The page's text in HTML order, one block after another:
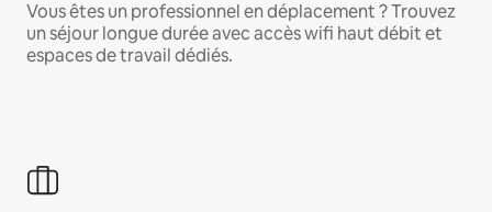
Vous êtes un professionnel en déplacement ? Trouvez
un séjour longue durée avec accès wifi haut débit et
espaces de travail dédiés.